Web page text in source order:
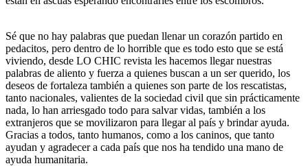
Sé que no hay palabras que puedan llenar un corazón partido en
pedacitos, pero dentro de lo horrible que es todo esto que se está
viviendo, desde LO CHIC revista les hacemos llegar nuestras
palabras de aliento y fuerza a quienes buscan a un ser querido, los
deseos de fortaleza también a quienes son parte de los rescatistas,
tanto nacionales, valientes de la sociedad civil que sin prácticamente
nada, lo han arriesgado todo para salvar vidas, también a los
extranjeros que se movilizaron para llegar al país y brindar ayuda.
Gracias a todos, tanto humanos, como a los caninos, que tanto
ayudan y agradecer a cada país que nos ha tendido una mano de
ayuda humanitaria.